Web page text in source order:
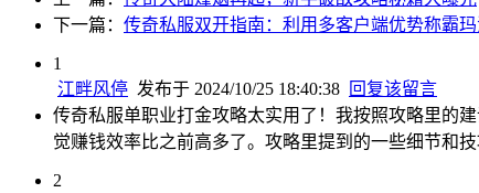
下一篇： 传奇私服双开指南：利用多客户端优势称霸
1
江畔风停 发布于 2024/10/25 18:40:38 回复该留言
传奇私服单职业打金攻略太实用了！我按照攻略里的
觉赚钱效率比之前高多了。攻略里提到的一些细节和
2